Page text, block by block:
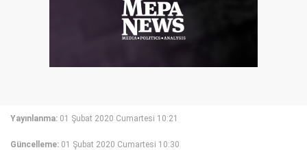
Yayınlanma: 01 Şubat 2020 Cumartesi 10:21
Güncelleme: 01 Şubat 2020 Cumartesi 10:30